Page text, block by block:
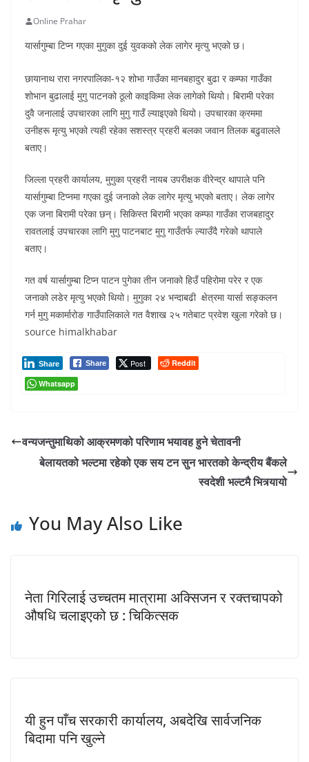
Online Prahar
यार्सागुम्बा टिप्न गएका मुगुका दुई युवकको लेक लागेर मृत्यु भएको छ।
छायानाथ रारा नगरपालिका-१२ शोभा गाउँका मानबहादुर बुढा र कम्फा गाउँका
शोभान बुढालाई मुगु पाटनको ठूलो काइकिमा लेक लागेको थियो। बिरामी परेका
दुवै जनालाई उपचारका लागि मुगु गाउँ ल्याइएको थियो। उपचारका क्रममा
उनीहरू मृत्यु भएको त्यही रहेका सशस्त्र प्रहरी बलका जवान तिलक बढुवालले
बताए।
जिल्ला प्रहरी कार्यालय, मुगुका प्रहरी नायब उपरीक्षक वीरेन्द्र थापाले पनि
यार्सागुम्बा टिप्नमा गएका दुई जनाको लेक लागेर मृत्यु भएको बताए। लेक लागेर
एक जना बिरामी परेका छन्। सिकिस्त बिरामी भएका कम्फा गाउँका राजबहादुर
रावतलाई उपचारका लागि मुगु पाटनबाट मुगु गाउँतर्फ ल्याउँदै गरेको थापाले
बताए।
गत वर्ष यार्सागुम्बा टिप्न पाटन पुगेका तीन जनाको हिउँ पहिरोमा परेर र एक
जनाको लडेर मृत्यु भएको थियो। मुगुका २४ भन्दाबढी क्षेत्रमा यार्सा सङ्कलन
गर्न मुगु मकार्मारोङ गाउँपालिकाले गत वैशाख २५ गतेबाट प्रवेश खुला गरेको छ।
source himalkhabar
Share Post
Share
Reddit
Whatsapp
वन्यजन्तुमाथिको आक्रमणको परिणाम भयावह हुने चेतावनी
बेलायतको भल्टमा रहेको एक सय टन सुन भारतको केन्द्रीय बैंकले
स्वदेशी भल्टमै भित्र्यायो
You May Also Like
नेता गिरिलाई उच्चतम मात्रामा अक्सिजन र रक्तचापको
औषधि चलाइएको छ : चिकित्सक
यी हुन पाँच सरकारी कार्यालय, अबदेखि सार्वजनिक
बिदामा पनि खुल्ने